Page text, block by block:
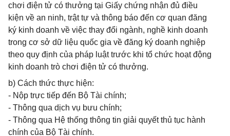
chơi điện tử có thưởng tại Giấy chứng nhận đủ điều
kiện về an ninh, trật tự và thông báo đến cơ quan đăng
ký kinh doanh về việc thay đổi ngành, nghề kinh doanh
trong cơ sở dữ liệu quốc gia về đăng ký doanh nghiệp
theo quy định của pháp luật trước khi tổ chức hoạt động
kinh doanh trò chơi điện tử có thưởng.
b) Cách thức thực hiện:
- Nộp trực tiếp đến Bộ Tài chính;
- Thông qua dịch vụ bưu chính;
- Thông qua Hệ thống thông tin giải quyết thủ tục hành
chính của Bộ Tài chính.